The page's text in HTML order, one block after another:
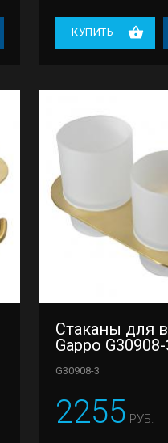
КУПИТЬ
Стаканы для
Gappo
G30908-3
2255 РУБ.